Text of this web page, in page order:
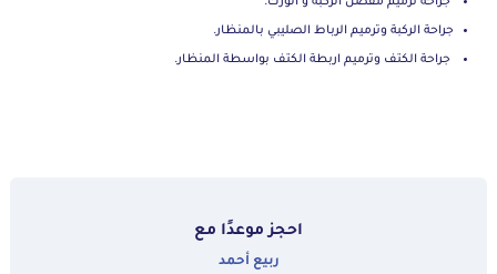
جراحة الركبة وترميم الرباط الصليبي بالمنظار.
جراحة الكتف وترميم اربطة الكتف بواسطة المنظار.
احجز موعدًا مع
ربيع أحمد